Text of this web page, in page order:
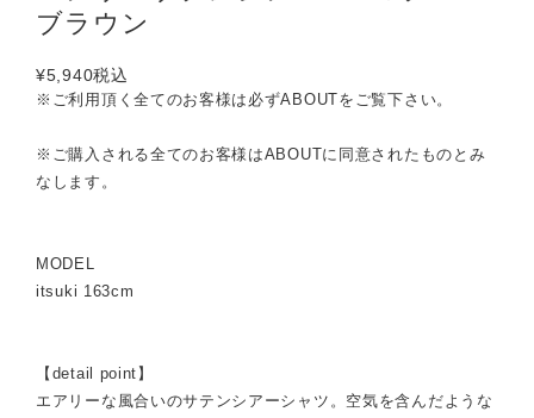
ブラウン
¥5,940税込
※ご利用頂く全てのお客様は必ずABOUTをご覧下さい。
※ご購入される全てのお客様はABOUTに同意されたものとみ
なします。
MODEL
itsuki 163cm
【detail point】
エアリーな風合いのサテンシアーシャツ。空気を含んだような